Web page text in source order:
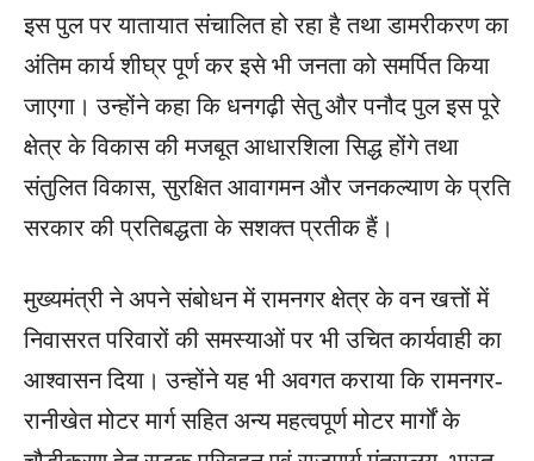
इस पुल पर यातायात संचालित हो रहा है तथा डामरीकरण का
अंतिम कार्य शीघ्र पूर्ण कर इसे भी जनता को समर्पित किया
जाएगा। उन्होंने कहा कि धनगढ़ी सेतु और पनौद पुल इस पूरे
क्षेत्र के विकास की मजबूत आधारशिला सिद्ध होंगे तथा
संतुलित विकास, सुरक्षित आवागमन और जनकल्याण के प्रति
सरकार की प्रतिबद्धता के सशक्त प्रतीक हैं।
मुख्यमंत्री ने अपने संबोधन में रामनगर क्षेत्र के वन खत्तों में
निवासरत परिवारों की समस्याओं पर भी उचित कार्यवाही का
आश्वासन दिया। उन्होंने यह भी अवगत कराया कि रामनगर-
रानीखेत मोटर मार्ग सहित अन्य महत्वपूर्ण मोटर मार्गों के